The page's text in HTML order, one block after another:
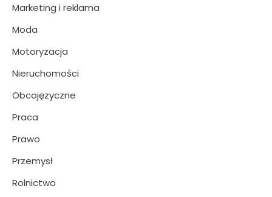
Marketing i reklama
Moda
Motoryzacja
Nieruchomości
Obcojęzyczne
Praca
Prawo
Przemysł
Rolnictwo